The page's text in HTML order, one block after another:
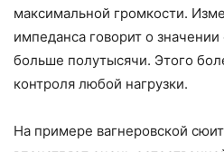
максимальной громкости.
импеданса говорит о
больше полутысячи. Этого
контроля любой нагрузки.
На примере вагнеровской